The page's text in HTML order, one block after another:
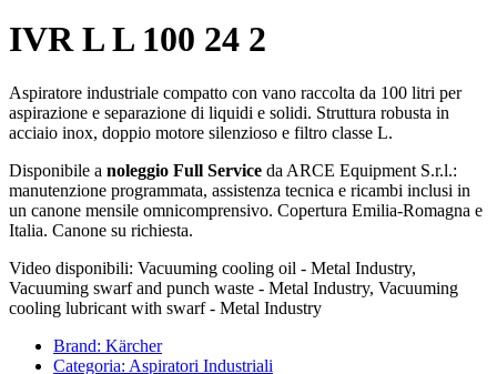
IVR L L 100 24 2
Aspiratore industriale compatto con vano raccolta da 100 litri per
aspirazione e separazione di liquidi e solidi. Struttura robusta in
acciaio inox, doppio motore silenzioso e filtro classe L.
Disponibile a noleggio Full Service da ARCE Equipment S.r.l.:
manutenzione programmata, assistenza tecnica e ricambi inclusi in
un canone mensile omnicomprensivo. Copertura Emilia-Romagna e
Italia. Canone su richiesta.
Video disponibili: Vacuuming cooling oil - Metal Industry,
Vacuuming swarf and punch waste - Metal Industry, Vacuuming
cooling lubricant with swarf - Metal Industry
Brand: Kärcher
Categoria: Aspiratori Industriali